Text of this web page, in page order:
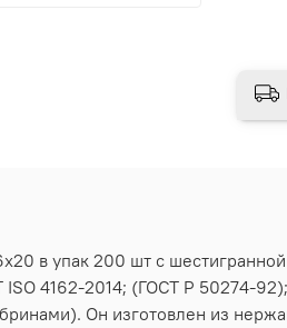
в упак 200 шт с
4162-2014; (ГОСТ Р 50274-
Он изготовлен из